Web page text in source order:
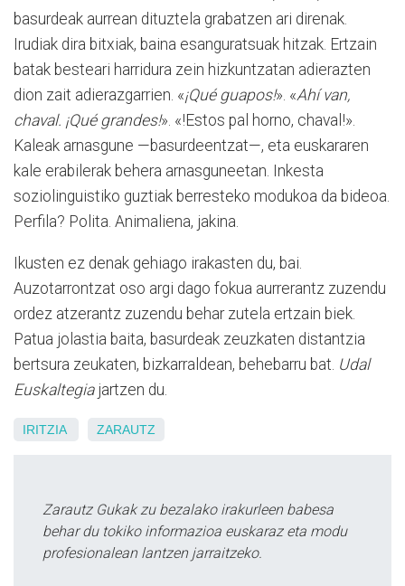
basurdeak aurrean dituztela grabatzen ari direnak.
Irudiak dira bitxiak, baina esanguratsuak hitzak. Ertzain
batak besteari harridura zein hizkuntzatan adierazten
dion zait adierazgarrien. «¡Qué guapos!». «Ahí van,
chaval. ¡Qué grandes!». «!Estos pal horno, chaval!».
Kaleak arnasgune —basurdeentzat—, eta euskararen
kale erabilerak behera arnasguneetan. Inkesta
soziolinguistiko guztiak berresteko modukoa da bideoa.
Perfila? Polita. Animaliena, jakina.
Ikusten ez denak gehiago irakasten du, bai.
Auzotarrontzat oso argi dago fokua aurrerantz zuzendu
ordez atzerantz zuzendu behar zutela ertzain biek.
Patua jolastia baita, basurdeak zeuzkaten distantzia
bertsura zeukaten, bizkarraldean, behebarru bat. Udal
Euskaltegiajartzen du.
IRITZIA ZARAUTZ
Zarautz Gukak zu bezalako irakurleen babesa
behar du tokiko informazioa euskaraz eta modu
profesionalean lantzen jarraitzeko.